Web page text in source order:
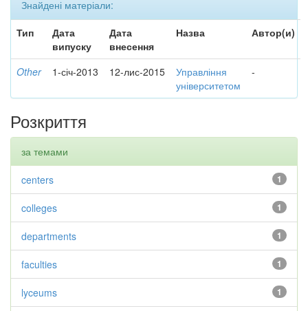
Знайдені матеріали:
Тип
Дата
випуску
Дата
внесення
Назва Автор(и)
Other 1-січ-2013 12-лис-2015
Управління
університетом
-
Розкриття
за темами
1
centers
1
colleges
1
departments
1
faculties
1
lyceums